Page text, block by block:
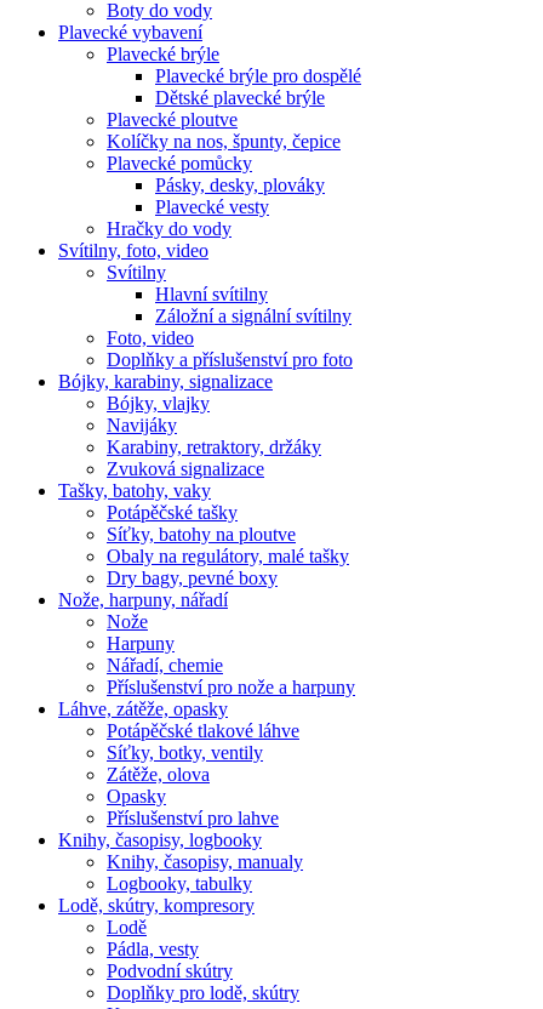
Boty do vody
Plavecké vybavení
Plavecké brýle
Plavecké brýle pro dospělé
Dětské plavecké brýle
Plavecké ploutve
Kolíčky na nos, špunty, čepice
Plavecké pomůcky
Pásky, desky, plováky
Plavecké vesty
Hračky do vody
Svítilny, foto, video
Svítilny
Hlavní svítilny
Záložní a signální svítilny
Foto, video
Doplňky a příslušenství pro foto
Bójky, karabiny, signalizace
Bójky, vlajky
Navijáky
Karabiny, retraktory, držáky
Zvuková signalizace
Tašky, batohy, vaky
Potápěčské tašky
Síťky, batohy na ploutve
Obaly na regulátory, malé tašky
Dry bagy, pevné boxy
Nože, harpuny, nářadí
Nože
Harpuny
Nářadí, chemie
Příslušenství pro nože a harpuny
Láhve, zátěže, opasky
Potápěčské tlakové láhve
Síťky, botky, ventily
Zátěže, olova
Opasky
Příslušenství pro lahve
Knihy, časopisy, logbooky
Knihy, časopisy, manualy
Logbooky, tabulky
Lodě, skútry, kompresory
Lodě
Pádla, vesty
Podvodní skútry
Doplňky pro lodě, skútry